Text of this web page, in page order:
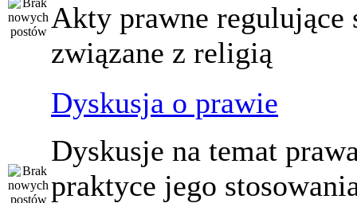
Akty prawne regulujące
związane z religią
Dyskusja o prawie
Dyskusje na temat
praktyce jego